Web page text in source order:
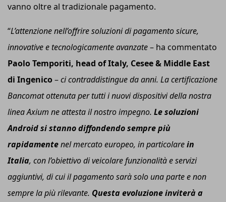
vanno oltre al tradizionale pagamento.
“L’attenzione nell’offrire soluzioni di pagamento sicure,
innovative e tecnologicamente avanzate– ha commentato
Paolo Temporiti, head of Italy, Cesee& Middle East
di Ingenico–cicontraddistingue da anni. La certificazione
Bancomat ottenuta per tutti i nuovi dispositivi della nostra
linea Axium ne attesta il nostro impegno. Le soluzioni
Android si stanno diffondendo sempre più
rapidamentenel mercato europeo, in particolarein
Italia, con l’obiettivo di veicolare funzionalità e servizi
aggiuntivi, di cui il pagamento sarà solo una parte e non
sempre la più rilevante. Questa evoluzione inviterà a